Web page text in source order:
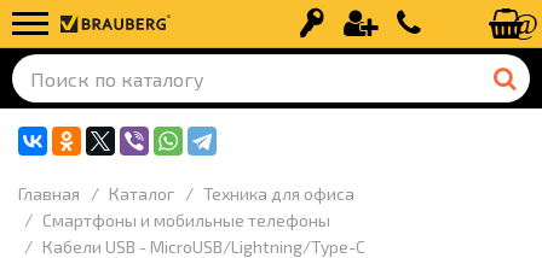
Вход Регистрация+7 (499) 110-
Главная Каталог
Техника для офиса
Смартфоны и мобильные телефоны
Кабели USB - MicroUSB/Lightning/Type-C